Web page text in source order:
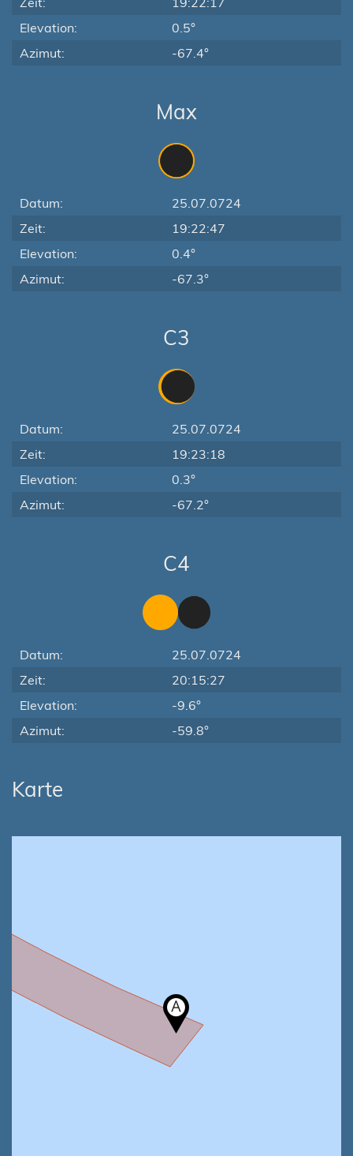
Elevation:
0.5°
Azimut:
-67.4°
Max
Datum:
25.07.0724
Zeit:
19:22:47
Elevation:
0.4°
Azimut:
-67.3°
C3
Datum:
25.07.0724
Zeit:
19:23:18
Elevation:
0.3°
Azimut:
-67.2°
C4
Datum:
25.07.0724
Zeit:
20:15:27
Elevation:
-9.6°
Azimut:
-59.8°
Karte